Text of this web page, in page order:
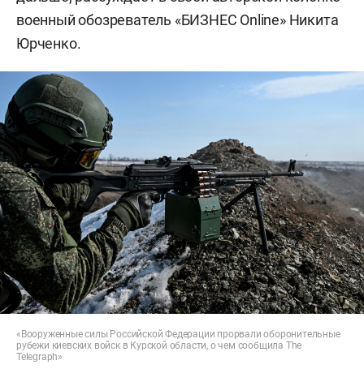
военный обозреватель «БИЗНЕС Online» Никита
Юрченко.
«Вооруженные силы Российской Федерации прорвали оборонительные
рубежи киевских войск в Курской области, о чем сообщила The
Telegraph»